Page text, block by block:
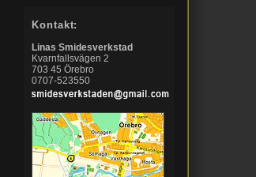
Kontakt:
Linas Smidesverkstad
Kvarnfallsvägen 2
703 45 Örebro
0707-523550